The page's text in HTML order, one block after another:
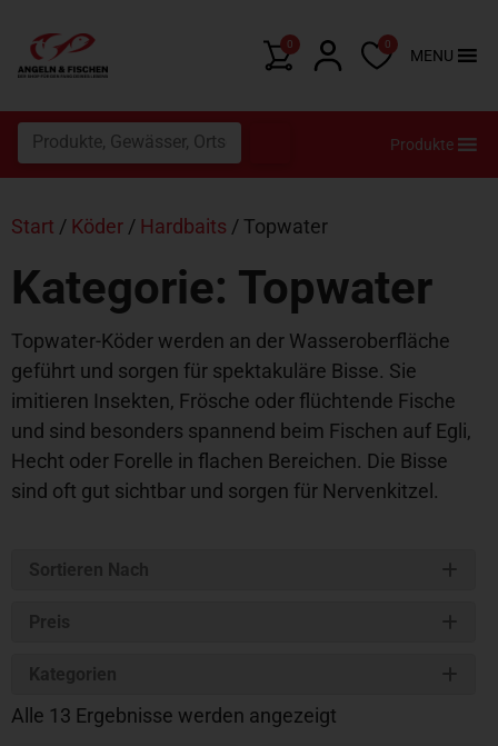
0 0
MENU
Produkte
Start / Köder / Hardbaits / Topwater
Kategorie: Topwater
Topwater-Köder werden an der Wasseroberfläche
geführt und sorgen für spektakuläre Bisse. Sie
imitieren Insekten, Frösche oder flüchtende Fische
und sind besonders spannend beim Fischen auf Egli,
Hecht oder Forelle in flachen Bereichen. Die Bisse
sind oft gut sichtbar und sorgen für Nervenkitzel.
Alle 13 Ergebnisse werden angezeigt